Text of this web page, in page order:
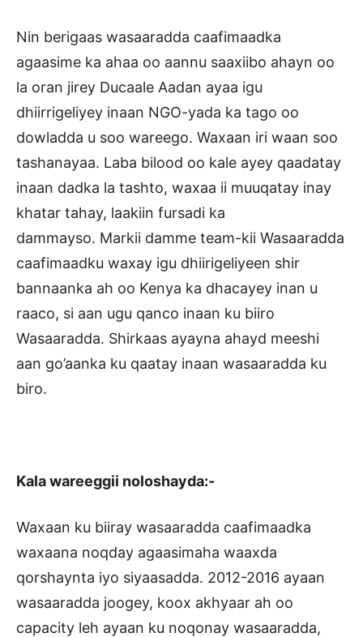
Nin berigaas wasaaradda caafimaadka
agaasime ka ahaa oo aannu saaxiibo ahayn oo
la oran jirey Ducaale Aadan ayaa igu
dhiirrigeliyey inaan NGO-yada ka tago oo
dowladda u soo wareego. Waxaan iri waan soo
tashanayaa. Laba bilood oo kale ayey qaadatay
inaan dadka la tashto, waxaa ii muuqatay inay
khatar tahay, laakiin fursadi ka
dammayso. Markii damme team-kii Wasaaradda
caafimaadku waxay igu dhiirigeliyeen shir
bannaanka ah oo Kenya ka dhacayey inan u
raaco, si aan ugu qanco inaan ku biiro
Wasaaradda. Shirkaas ayayna ahayd meeshi
aan go’aanka ku qaatay inaan wasaaradda ku
biro.
Kala wareeggii noloshayda:-
Waxaan ku biiray wasaaradda caafimaadka
waxaana noqday agaasimaha waaxda
qorshaynta iyo siyaasadda. 2012-2016 ayaan
wasaaradda joogey, koox akhyaar ah oo
capacity leh ayaan ku noqonay wasaaradda,